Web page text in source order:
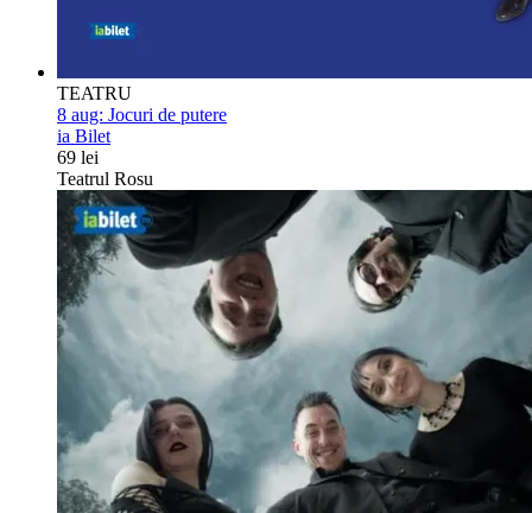
TEATRU
8 aug: Jocuri de putere
ia Bilet
69 lei
Teatrul Rosu